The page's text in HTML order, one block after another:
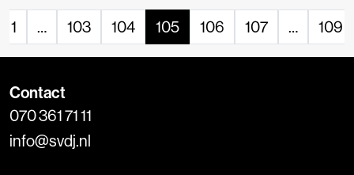
1 … 103 104 105 106 107 … 109
Contact
070 361 71 11
info@svdj.nl